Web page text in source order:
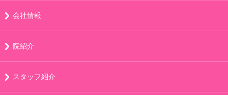
会社情報
院紹介
スタッフ紹介